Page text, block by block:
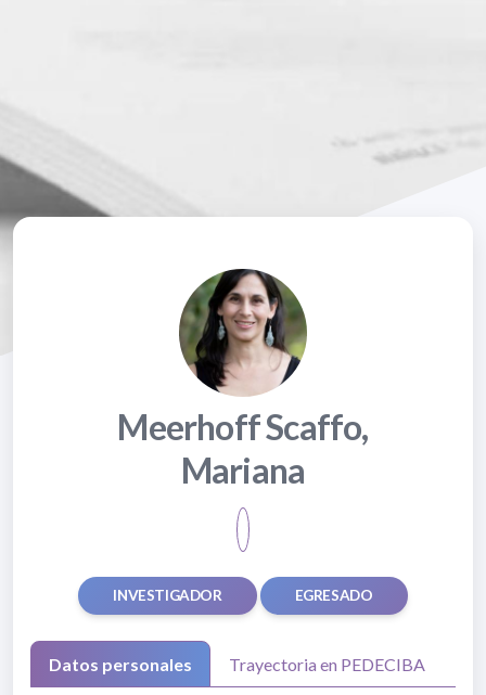
Meerhoff Scaffo,
Mariana
INVESTIGADOR EGRESADO
Datos personales Trayectoria en PEDECIBA